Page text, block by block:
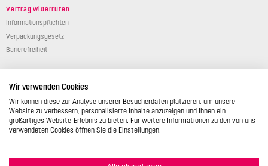
Vertrag widerrufen
Informationspflichten
Verpackungsgesetz
Barierefreiheit
© 2026 STÄDTER GmbH • Am Kreuzweg 1 • 35469 Allendorf/Lumda • Deutschland •
info@backshop.staedter.de
Wir verwenden Cookies
Wir können diese zur Analyse unserer Besucherdaten platzieren, um unsere
Website zu verbessern, personalisierte Inhalte anzuzeigen und Ihnen ein
großartiges Website-Erlebnis zu bieten. Für weitere Informationen zu den von uns
verwendeten Cookies öffnen Sie die Einstellungen.